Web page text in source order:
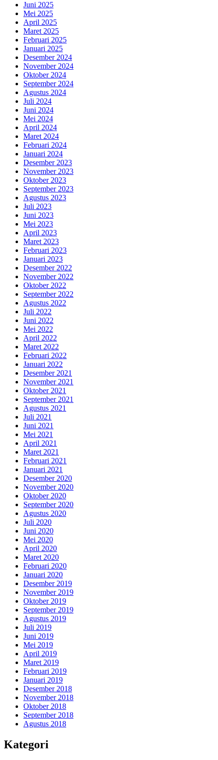
Juni 2025
Mei 2025
April 2025
Maret 2025
Februari 2025
Januari 2025
Desember 2024
November 2024
Oktober 2024
September 2024
Agustus 2024
Juli 2024
Juni 2024
Mei 2024
April 2024
Maret 2024
Februari 2024
Januari 2024
Desember 2023
November 2023
Oktober 2023
September 2023
Agustus 2023
Juli 2023
Juni 2023
Mei 2023
April 2023
Maret 2023
Februari 2023
Januari 2023
Desember 2022
November 2022
Oktober 2022
September 2022
Agustus 2022
Juli 2022
Juni 2022
Mei 2022
April 2022
Maret 2022
Februari 2022
Januari 2022
Desember 2021
November 2021
Oktober 2021
September 2021
Agustus 2021
Juli 2021
Juni 2021
Mei 2021
April 2021
Maret 2021
Februari 2021
Januari 2021
Desember 2020
November 2020
Oktober 2020
September 2020
Agustus 2020
Juli 2020
Juni 2020
Mei 2020
April 2020
Maret 2020
Februari 2020
Januari 2020
Desember 2019
November 2019
Oktober 2019
September 2019
Agustus 2019
Juli 2019
Juni 2019
Mei 2019
April 2019
Maret 2019
Februari 2019
Januari 2019
Desember 2018
November 2018
Oktober 2018
September 2018
Agustus 2018
Kategori